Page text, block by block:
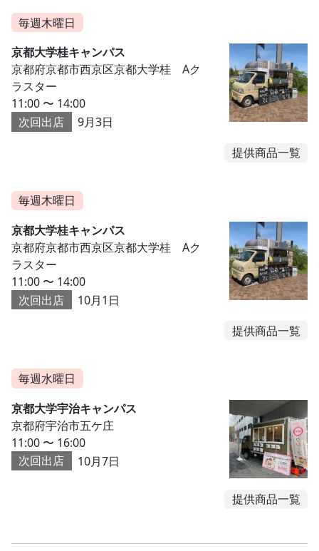
毎週木曜日
京都大学桂キャンパス
京都府京都市西京区京都大学桂 Aク
ラスター
11:00 〜 14:00
次回出店
9月3日
提供商品一覧
毎週木曜日
京都大学桂キャンパス
京都府京都市西京区京都大学桂 Aク
ラスター
11:00 〜 14:00
次回出店
10月1日
提供商品一覧
毎週水曜日
京都大学宇治キャンパス
京都府宇治市五ケ庄
11:00 〜 16:00
次回出店
10月7日
提供商品一覧